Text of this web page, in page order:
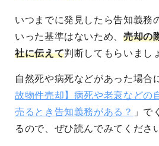
いつまでに発見したら告知義務
いった基準はないため、売却の
社に伝えて判断してもらいまし
自然死や病死などがあった場合
故物件売却】病死や老衰などの
売るとき告知義務がある？ 」で
るので、ぜひ読んでみてくださ